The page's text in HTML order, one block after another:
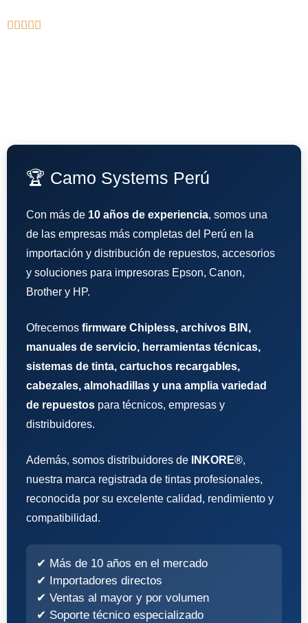

🏆 Camo Systems Perú
Con más de 10 años de experiencia, somos una
de las empresas más completas del Perú en la
importación y distribución de repuestos, accesorios
y soluciones para impresoras Epson, Canon,
Brother y HP.
Ofrecemos firmware Chipless, archivos BIN,
manuales de servicio, herramientas técnicas,
sistemas de tinta, cartuchos recargables,
cabezales, almohadillas y una amplia variedad
de repuestos para técnicos, empresas y
distribuidores.
Además, somos distribuidores de INKORE®,
nuestra marca registrada de tintas profesionales,
reconocida por su excelente calidad, rendimiento y
compatibilidad.
✔ Más de 10 años en el mercado
✔ Importadores directos
✔ Ventas al mayor y por volumen
✔ Soporte técnico especializado